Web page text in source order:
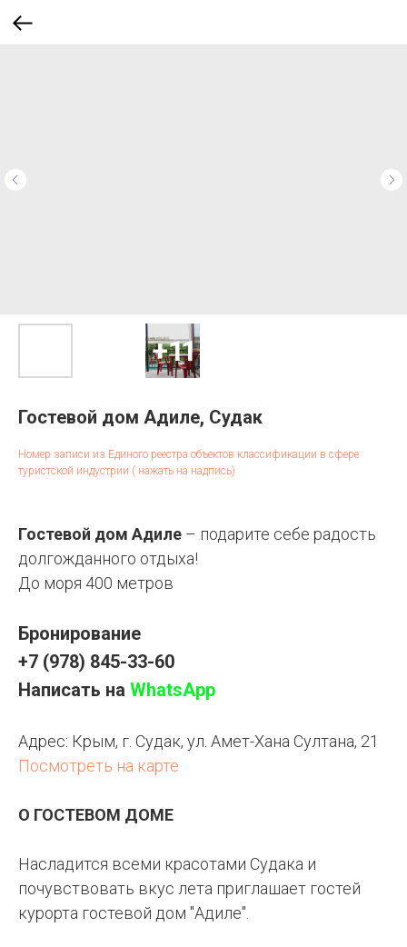
Гостевой дом Адиле, Судак
Номер записи из Единого реестра объектов классификации в сфере
туристской индустрии ( нажать на надпись)
Гостевой дом Адиле – подарите себе радость
долгожданного отдыха!
До моря 400 метров
Бронирование
+7 (978) 845-33-60
Написать на WhatsApp
Адрес: Крым, г. Судак, ул. Амет-Хана Султана, 21
Посмотреть на карте
О ГОСТЕВОМ ДОМЕ
Насладится всеми красотами Судака и
почувствовать вкус лета приглашает гостей
курорта гостевой дом "Адиле".